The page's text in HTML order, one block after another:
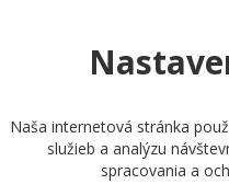
Naša internetová stránka
služieb a analýzu
spracovania a